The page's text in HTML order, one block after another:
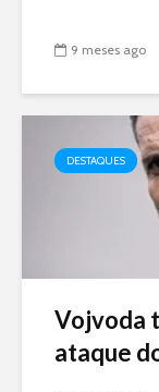
9 meses ago
DESTAQUES
Vojvoda
ataque